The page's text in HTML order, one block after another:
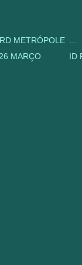
...
- 26 MARÇO ID